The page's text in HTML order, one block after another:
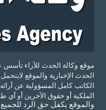
الحدث الإخبارية والموقع
الكاتب كامل المسؤولية عن
الملكية أو حقوق الآخرين أو
والموقع يكفل حق الرد للجميع